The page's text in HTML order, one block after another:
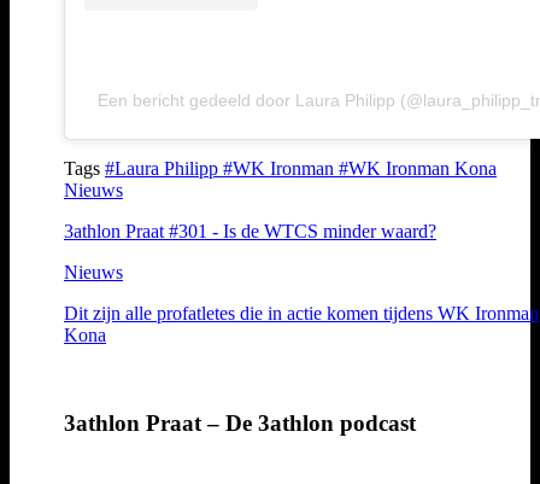
Een bericht gedeeld door Laura Philipp
Tags #Laura Philipp #WK Ironman #WK Ironman Kona
Nieuws
3athlon Praat #301 - Is de WTCS minder waard?
Nieuws
Dit zijn alle profatletes die in actie komen tijdens WK Ironman
Kona
3athlon Praat – De 3athlon podcast